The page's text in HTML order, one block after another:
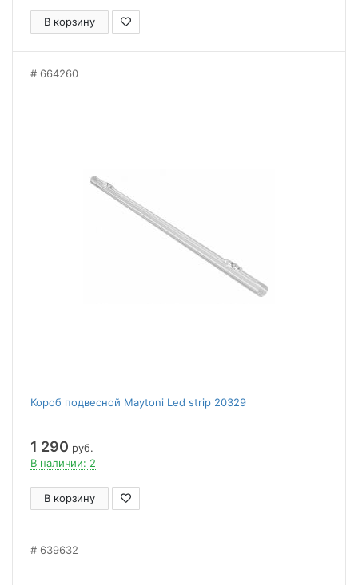
В корзину
664260
Короб подвесной Maytoni Led strip 20329
1 290 руб.
В наличии: 2
В корзину
639632